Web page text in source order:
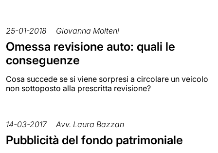
25-01-2018 Giovanna Molteni
Omessa revisione auto: quali le
conseguenze
Cosa succede se si viene sorpresi a circolare un veicolo
non sottoposto alla prescritta revisione?
14-03-2017 Avv. Laura Bazzan
Pubblicità del fondo patrimoniale